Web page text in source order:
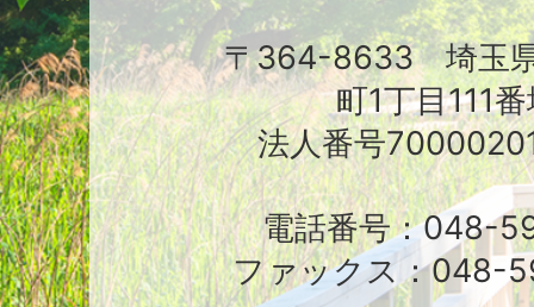
〒364-8633 埼玉
町1丁目111
法人番号
電話番号：048-
ファックス：048-